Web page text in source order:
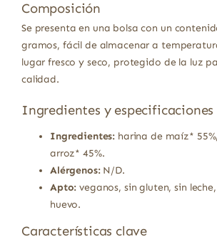
Composición
Se presenta en una bolsa con un
gramos, fácil de almacenar a
lugar fresco y seco, protegido de la luz
calidad.
Ingredientes y especificaciones
Ingredientes: harina de maíz*
arroz* 45%.
Alérgenos:N/D.
Apto: veganos, sin gluten, sin
huevo.
Características clave